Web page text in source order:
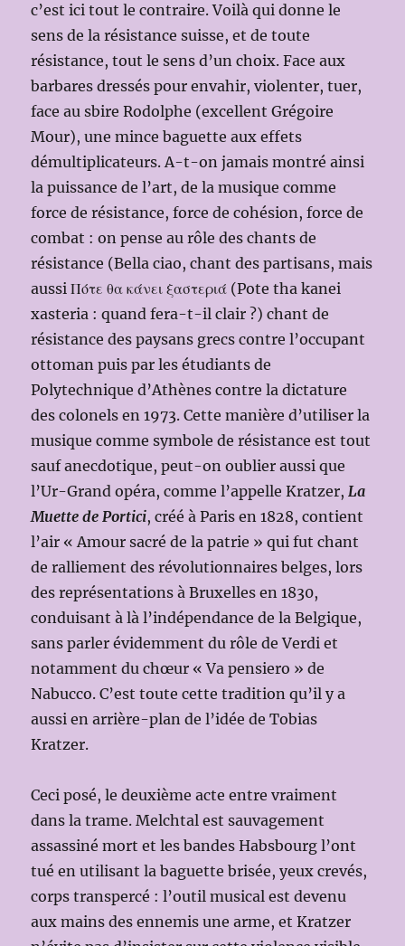
c’est ici tout le contraire. Voilà qui donne le
sens de la résistance suisse, et de toute
résistance, tout le sens d’un choix. Face aux
barbares dressés pour envahir, violenter, tuer,
face au sbire Rodolphe (excellent Grégoire
Mour), une mince baguette aux effets
démultiplicateurs. A-t-on jamais montré ainsi
la puissance de l’art, de la musique comme
force de résistance, force de cohésion, force de
combat : on pense au rôle des chants de
résistance (Bella ciao, chant des partisans, mais
aussi Πότε θα κάνει ξαστεριά (Pote tha kanei
xasteria : quand fera-t-il clair ?) chant de
résistance des paysans grecs contre l’occupant
ottoman puis par les étudiants de
Polytechnique d’Athènes contre la dictature
des colonels en 1973. Cette manière d’utiliser la
musique comme symbole de résistance est tout
sauf anecdotique, peut-on oublier aussi que
l’Ur-Grand opéra, comme l’appelle Kratzer,La
Muette de Portici, créé à Paris en 1828, contient
l’air « Amour sacré de la patrie » qui fut chant
de ralliement des révolutionnaires belges, lors
des représentations à Bruxelles en 1830,
conduisant à là l’indépendance de la Belgique,
sans parler évidemment du rôle de Verdi et
notamment du chœur « Va pensiero » de
Nabucco. C’est toute cette tradition qu’il y a
aussi en arrière-plan de l’idée de Tobias
Kratzer.
Ceci posé, le deuxième acte entre vraiment
dans la trame. Melchtal est sauvagement
assassiné mort et les bandes Habsbourg l’ont
tué en utilisant la baguette brisée, yeux crevés,
corps transpercé : l’outil musical est devenu
aux mains des ennemis une arme, et Kratzer